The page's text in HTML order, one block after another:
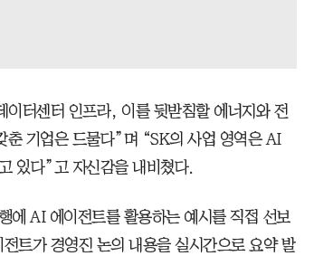
터센터 인프라, 이를 뒷받침할 에너지와 전
기업은 드물다”며 “SK의 사업 영역은 AI
있다”고 자신감을 내비쳤다.
에 AI 에이전트를 활용하는 예시를 직접 선보
트가 경영진 논의 내용을 실시간으로 요약 발